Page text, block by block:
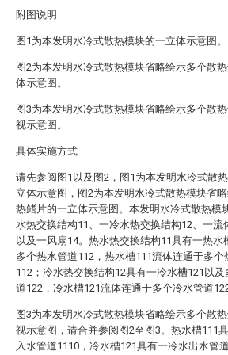
附图说明
图1为本发明水冷式散热模块的一立体示意图。
图2为本发明水冷式散热模块省略绘示多个散
体示意图。
图3为本发明水冷式散热模块省略绘示多个散
视示意图。
具体实施方式
请先参阅图1以及图2，图1为本发明水冷式散
立体示意图，图2为本发明水冷式散热模块省
热鳍片的一立体示意图。本发明水冷式散热模
水热交换结构11、一冷水热交换结构12、一流
以及一风扇14。热水热交换结构11具有一热水
多个热水管道112，热水槽111流体连通于多个
112；冷水热交换结构12具有一冷水槽121以
道122，冷水槽121流体连通于多个冷水管道122
图3为本发明水冷式散热模块省略绘示多个散
视示意图，请合并参阅图2至图3。热水槽111
入水管道1110，冷水槽121具有一冷水出水管